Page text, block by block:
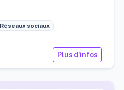
Réseaux sociaux
Plus d'infos